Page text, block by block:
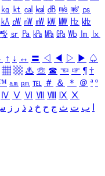
㎏ ㏏ ㎈ ㎉ ㏈ ㎧ ㎨ ㎰
㎄ ㎺ ㎻ ㎽ ㎾ ㎿ ㎐ ㎑
㏛ ㎩ ㎪ ㎫ ㎬ ㏝ ㏐
㏓
↑ ↓ ↔ 〓 ◁ ◀ ▷ ▶ ♤
▦ ▩ ♨ ☏ ☎ ☜ ☞ ¶ †
㏂ ㏘ ℡ ＃ ＆ ＊ ＠ ª º
Ⅳ Ⅴ Ⅵ Ⅶ Ⅷ Ⅸ Ⅹ
ب ت ث ج ح خ د ذ ر ز